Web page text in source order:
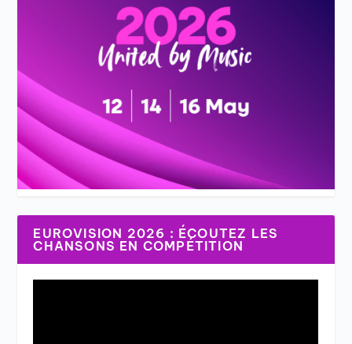
EUROVISION 2026 : ÉCOUTEZ LES
CHANSONS EN COMPÉTITION